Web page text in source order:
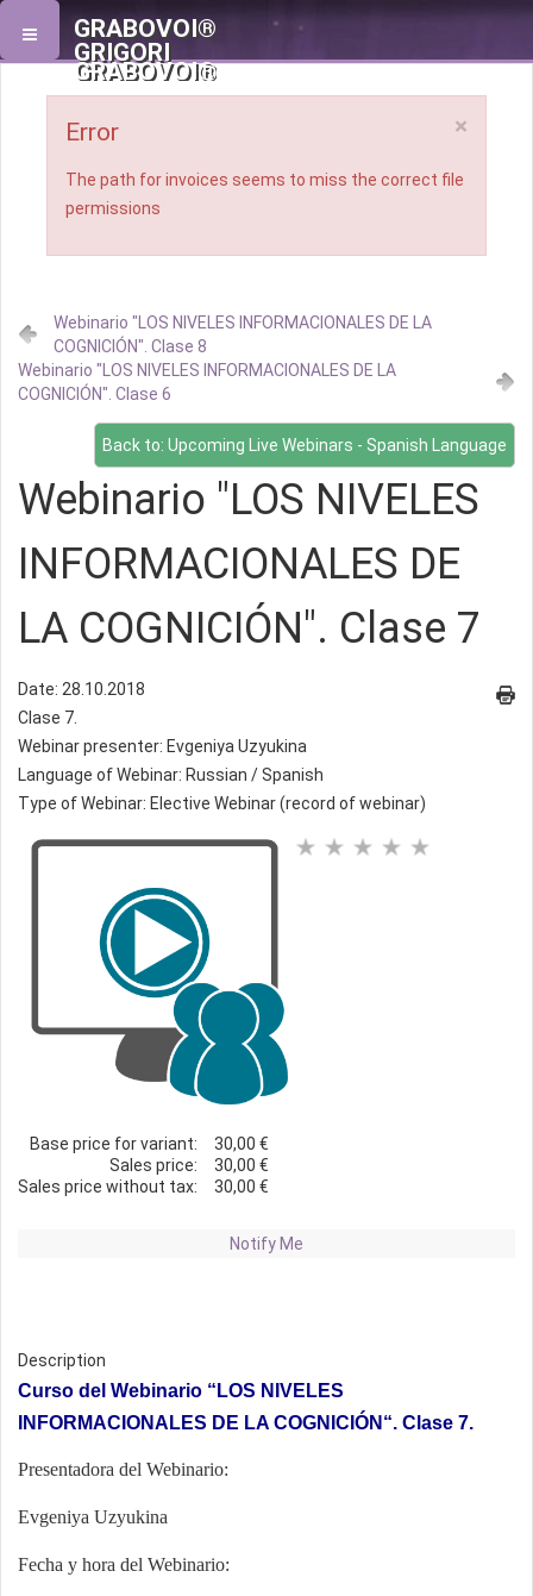
GRABOVOI®
GRIGORI
GRABOVOI®
×
Error
The path for invoices seems to miss the correct file
permissions
Webinario "LOS NIVELES INFORMACIONALES DE LA
COGNICIÓN". Clase 8
Webinario "LOS NIVELES INFORMACIONALES DE LA
COGNICIÓN". Clase 6
Back to: Upcoming Live Webinars - Spanish Language
Webinario "LOS NIVELES
INFORMACIONALES DE
LA COGNICIÓN". Clase 7
Date: 28.10.2018
Clase 7.
Webinar presenter: Evgeniya Uzyukina
Language of Webinar: Russian / Spanish
Type of Webinar: Elective Webinar (record of webinar)
Base price for variant:
30,00 €
Sales price:
30,00 €
Sales price without tax:
30,00 €
Notify Me
Description
Curso del Webinario “LOS NIVELES
INFORMACIONALES DE LA COGNICIÓN “. Clase 7.
Presentadora del Webinario:
Evgeniya Uzyukina
Fecha y hora del Webinario: